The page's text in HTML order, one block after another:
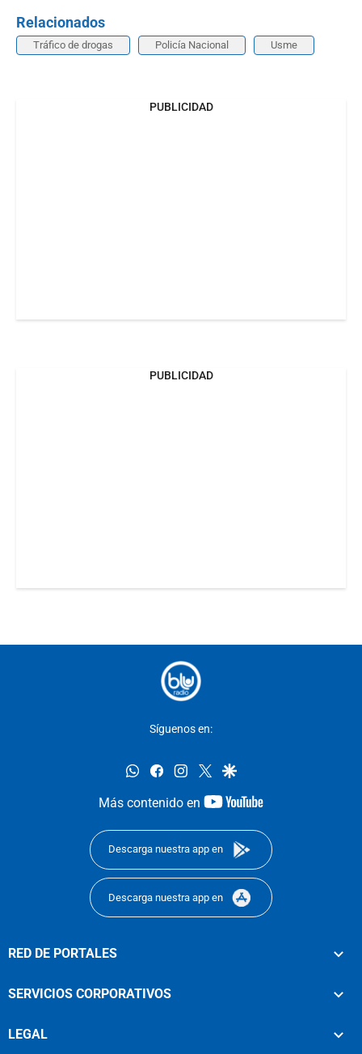
Relacionados
Tráfico de drogas Policía Nacional Usme
PUBLICIDAD
PUBLICIDAD
Síguenos en:
whatsappfacebookinstagram
twittergoogle
Más contenido en
youtube-
Descarga nuestra app en
Descarga nuestra app en
RED DE PORTALES
SERVICIOS CORPORATIVOS
LEGAL